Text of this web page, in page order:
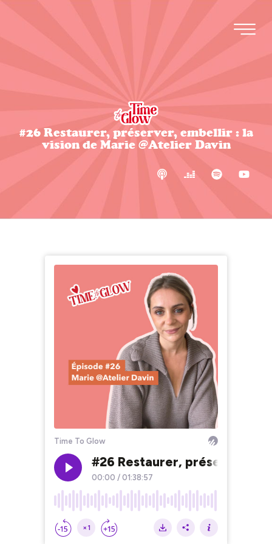
#26 Restaurer, préserver, embellir : la
vision de Marie @Atelier Davin